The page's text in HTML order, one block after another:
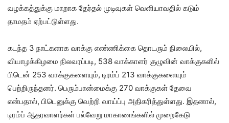
வழக்கத்துக்கு மாறாக தேர்தல் முடிவுகள் வெளியாவதில் கடும்
தாமதம் ஏற்பட்டுள்ளது.
கடந்த 3 நாட்களாக வாக்கு எண்ணிக்கை தொடரும் நிலையில்,
வியாழக்கிழமை நிலவரப்படி, 538 வாக்காளர் குழுவின் வாக்குகளில்
பிடென் 253 வாக்குகளையும், டிரம்ப் 213 வாக்குகளையும்
பெற்றிருந்தனர். பெரும்பான்மைக்கு 270 வாக்குகள் தேவை
என்பதால், பிடெனுக்கு வெற்றி வாய்ப்பு அதிகரித்துள்ளது. இதனால்,
டிரம்ப் ஆதரவாளர்கள் பல்வேறு மாகாணங்களில் முறைகேடு